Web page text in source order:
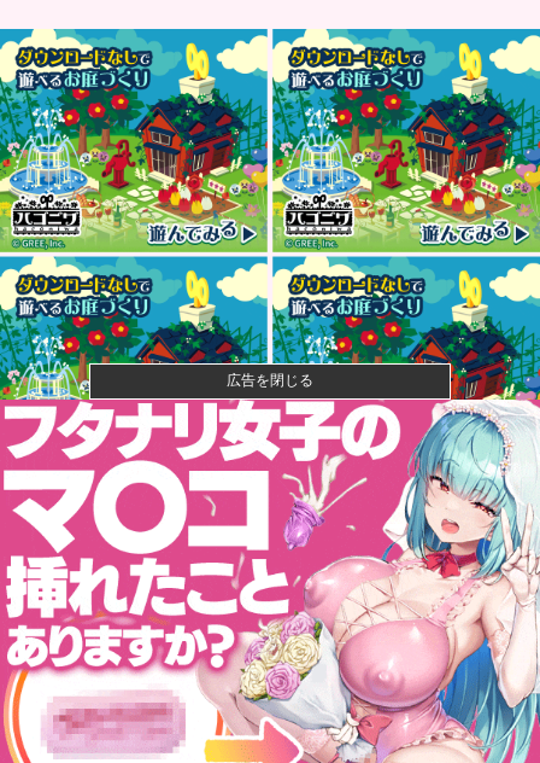
成人向けゲーム『ヤリステ メスブター』開発者絶望、
銀行がst...
【速報】ジャンポケ斎藤、求刑7年で逝く。実刑確実か
【悲報】落語家、亡くなったタレントからいじめられ
た過去を告白...
【動画】クレヨンしんちゃんの例の動画、バズリすぎ
てネットミー...
フェルスタッペンとレッドブルの新契約交渉報道につ
いて父親ヨス...
【悲報】ちいかわ原作セイレーン編リアルタイム勢
「つまんねえ」...
セクシー女優「熊本に300万円寄付します」 アンチ
広告を閉じる